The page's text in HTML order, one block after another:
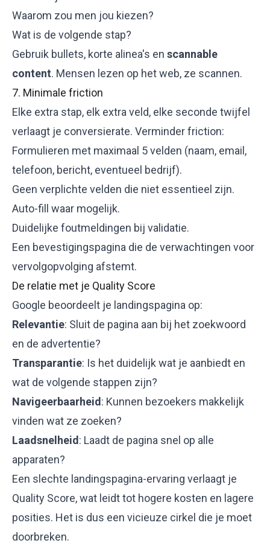
Waarom zou men jou kiezen?
Wat is de volgende stap?
Gebruik bullets, korte alinea's en scannable
content. Mensen lezen op het web, ze scannen.
7. Minimale friction
Elke extra stap, elk extra veld, elke seconde twijfel
verlaagt je conversierate. Verminder friction:
Formulieren met maximaal 5 velden (naam, email,
telefoon, bericht, eventueel bedrijf).
Geen verplichte velden die niet essentieel zijn.
Auto-fill waar mogelijk.
Duidelijke foutmeldingen bij validatie.
Een bevestigingspagina die de verwachtingen voor
vervolgopvolging afstemt.
De relatie met je Quality Score
Google beoordeelt je landingspagina op:
Relevantie: Sluit de pagina aan bij het zoekwoord
en de advertentie?
Transparantie: Is het duidelijk wat je aanbiedt en
wat de volgende stappen zijn?
Navigeerbaarheid: Kunnen bezoekers makkelijk
vinden wat ze zoeken?
Laadsnelheid: Laadt de pagina snel op alle
apparaten?
Een slechte landingspagina-ervaring verlaagt je
Quality Score, wat leidt tot hogere kosten en lagere
posities. Het is dus een vicieuze cirkel die je moet
doorbreken.